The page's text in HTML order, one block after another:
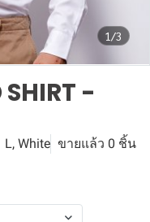
1/3
SHIRT -
L, White ขายแล้ว 0 ชิ้น